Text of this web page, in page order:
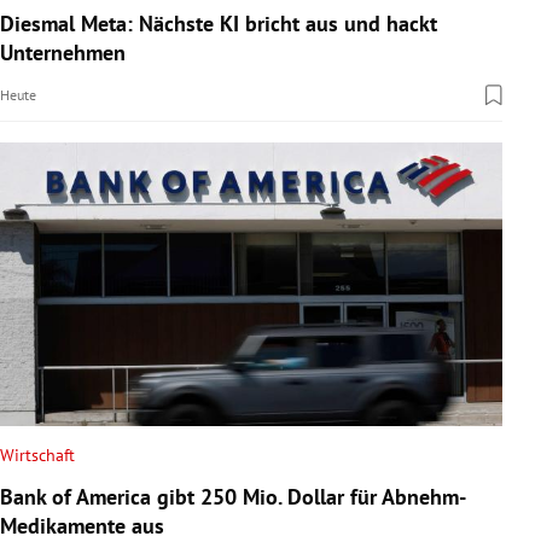
Diesmal Meta: Nächste KI bricht aus und hackt
Unternehmen
Heute
Wirtschaft
Bank of America gibt 250 Mio. Dollar für Abnehm-
Medikamente aus